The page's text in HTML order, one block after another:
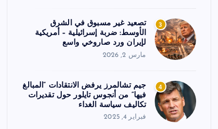
3
تصعيد غير مسبوق في الشرق
الأوسط: ضربة إسرائيلية – أمريكية
لإيران ورد صاروخي واسع
مارس 2, 2026
4
جيم تشالمرز يرفض الانتقادات “المبالغ
فيها” من أنجوس تايلور حول تقديرات
تكاليف سياسة الغداء
فبراير 4, 2025